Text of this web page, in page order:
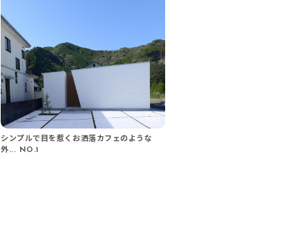
シンプルで目を惹くお洒落カフェのような
外... NO.1